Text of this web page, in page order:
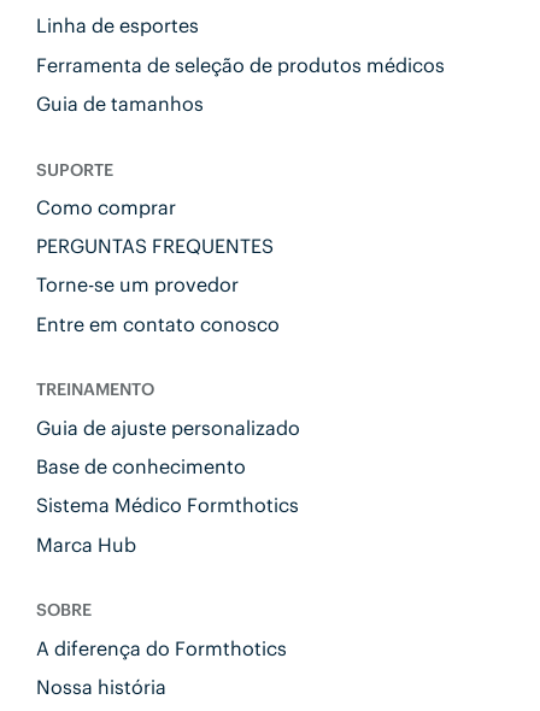
Linha de esportes
Ferramenta de seleção de produtos médicos
Guia de tamanhos
SUPORTE
Como comprar
PERGUNTAS FREQUENTES
Torne-se um provedor
Entre em contato conosco
TREINAMENTO
Guia de ajuste personalizado
Base de conhecimento
Sistema Médico Formthotics
Marca Hub
SOBRE
A diferença do Formthotics
Nossa história